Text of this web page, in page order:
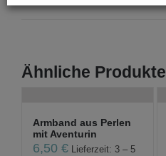
Ähnliche Produkte
Armband aus Perlen
mit Aventurin
6,50 €
Lieferzeit: 3 – 5